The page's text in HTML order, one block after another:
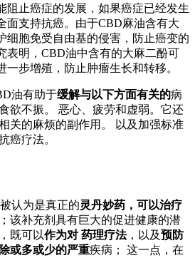
阻止癌症的发展，如果癌症已经发生
面支持抗癌。由于CBD麻油含有大
细胞免受自由基的侵害，防止癌变的
表明，CBD油中含有的大麻二酚可
一步增殖，防止肿瘤生长和转移。
油有助于缓解与以下方面有关的病
欲不振。 恶心、疲劳和虚弱。它还
关的麻烦的副作用。 以及加强标准
癌疗法。
认为是真正的灵丹妙药，可以治疗
；该补充剂具有巨大的促进健康的潜
既可以作为对 药理疗法，以及预防
或多或少的严重疾病； 这一点，在